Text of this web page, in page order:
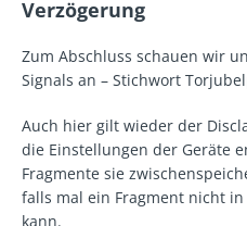
Verzögerung
Zum Abschluss schauen wir
Signals an – Stichwort
Auch hier gilt wieder der
die Einstellungen der Geräte
Fragmente sie
falls mal ein Fragment nicht
kann.